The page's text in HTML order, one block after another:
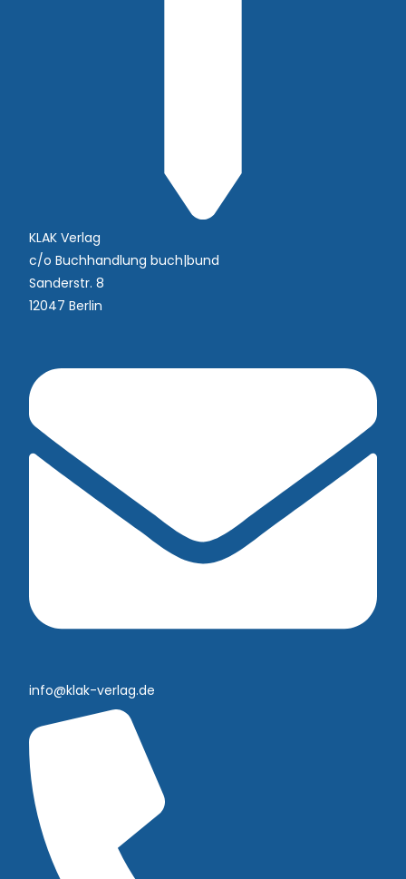
KLAK Verlag
c/o Buchhandlung buch|bund
Sanderstr. 8
12047 Berlin
info@klak-verlag.de